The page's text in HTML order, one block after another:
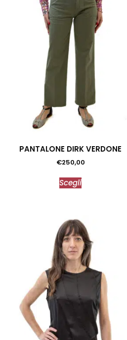
PANTALONE DIRK VERDONE
€250,00
Scegli